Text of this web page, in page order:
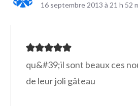
16 septembre 2013 à 21 h 52
qu&#39;il sont beaux ces
de leur joli gâteau